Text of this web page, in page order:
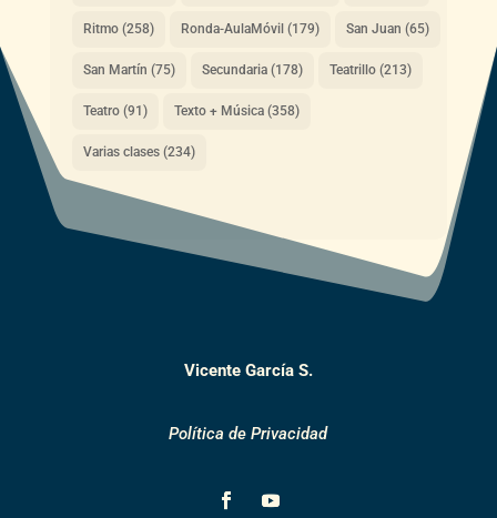
Ritmo(258) Ronda-AulaMóvil(179) San Juan (65)
San Martín (75) Secundaria(178) Teatrillo(213)
Teatro(91) Texto + Música(358)
Varias clases(234)
Vicente García S.
Política de Privacidad